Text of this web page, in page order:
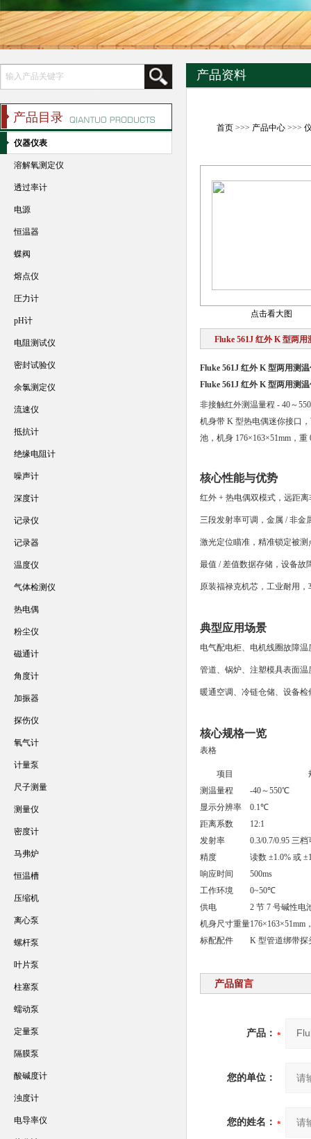
产品资料
首页>>> 产品中心>>>
点击看大图
Fluke 561J 红外 K 型两用
Fluke 561J 红外 K 型两用测
Fluke 561J 红外 K 型两用测
非接触红外测温量程 - 40～
机身带 K 型热电偶迷你接口
池，机身 176×163×51mm，
核心性能与优势
红外 + 热电偶双模式，远距
三段发射率可调，金属 / 非金
激光定位瞄准，精准锁定被
最值 / 差值数据存储，设备故
原装福禄克机芯，工业耐用
典型应用场景
电气配电柜、电机线圈故障温
管道、锅炉、注塑模具表面温
暖通空调、冷链仓储、设备检
核心规格一览
表格
项目
测温量程
-40～550℃
显示分辨率
0.1℃
距离系数
12:1
发射率
0.3/0.7/0.95 三档
精度
读数 ±1.0% 或
响应时间
500ms
工作环境
0~50℃
供电
2 节 7 号碱性电
机身尺寸重量176×163×51mm
标配配件
K 型管道绑带探
产品留言
产品：
您的单位：
您的姓名：
产品目录
仪器仪表
溶解氧测定仪
透过率计
电源
恒温器
蝶阀
熔点仪
圧力计
pH计
电阻测试仪
密封试验仪
余氯测定仪
流速仪
抵抗计
绝缘电阻计
噪声计
深度计
记录仪
记录器
温度仪
气体检测仪
热电偶
粉尘仪
磁通计
角度计
加振器
探伤仪
氧气计
计量泵
尺子测量
测量仪
密度计
马弗炉
恒温槽
压缩机
离心泵
螺杆泵
叶片泵
柱塞泵
蠕动泵
定量泵
隔膜泵
酸碱度计
浊度计
电导率仪